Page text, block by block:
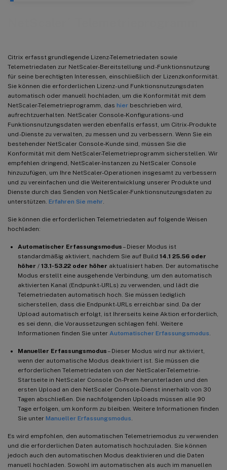
Citrix erfasst grundlegende Lizenz-Telemetriedaten sowie
Telemetriedaten zur NetScaler-Bereitstellung und -Funktionsnutzung
für seine berechtigten Interessen, einschließlich der Lizenzkonformität.
Sie können die erforderlichen Lizenz- und Funktionsnutzungsdaten
automatisch oder manuell hochladen, um die Konformität mit dem
NetScaler-Telemetrieprogramm, das hier beschrieben wird,
aufrechtzuerhalten. NetScaler Console-Konfigurations- und
Funktionsnutzungsdaten werden ebenfalls erfasst, um Citrix-Produkte
und -Dienste zu verwalten, zu messen und zu verbessern. Wenn Sie ein
bestehender NetScaler Console-Kunde sind, müssen Sie die
Konformität mit dem NetScaler-Telemetrieprogramm sicherstellen. Wir
empfehlen dringend, NetScaler-Instanzen zu NetScaler Console
hinzuzufügen, um Ihre NetScaler-Operationen insgesamt zu verbessern
und zu vereinfachen und die Weiterentwicklung unserer Produkte und
Dienste durch das Senden von NetScaler-Funktionsnutzungsdaten zu
unterstützen. Erfahren Sie mehr
Sie können die erforderlichen Telemetriedaten auf folgende Weisen
hochladen:
Automatischer Erfassungsmodus– Dieser Modus ist
standardmäßig aktiviert, nachdem Sie auf Build 14.1 25.56 oder
höher / 13.1-53.22 oder höher aktualisiert haben. Der automatische
Modus erstellt eine ausgehende Verbindung, um den automatisch
aktivierten Kanal (Endpunkt-URLs) zu verwenden, und lädt die
Telemetriedaten automatisch hoch. Sie müssen lediglich
sicherstellen, dass die Endpunkt-URLs erreichbar sind. Da der
Upload automatisch erfolgt, ist Ihrerseits keine Aktion erforderlich,
es sei denn, die Voraussetzungen schlagen fehl. Weitere
Informationen finden Sie unter Automatischer Erfassungsmodus
Manueller Erfassungsmodus– Dieser Modus wird nur aktiviert,
wenn der automatische Modus deaktiviert ist. Sie müssen die
erforderlichen Telemetriedaten von der NetScaler-Telemetrie-
Startseite in NetScaler Console On-Prem herunterladen und den
ersten Upload an den NetScaler Console-Dienst innerhalb von 30
Tagen abschließen. Die nachfolgenden Uploads müssen alle 90
Tage erfolgen, um konform zu bleiben. Weitere Informationen finden
Sie unter Manueller Erfassungsmodus
Es wird empfohlen, den automatischen Telemetriemodus zu verwenden
und die erforderlichen Daten automatisch hochzuladen. Sie können
jedoch auch den automatischen Modus deaktivieren und die Daten
manuell hochladen. Sowohl im automatischen als auch im manuellen